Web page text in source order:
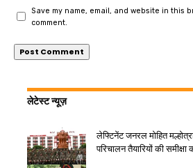
Save my name, email, and website in this
comment.
लेटेस्ट न्यूज़
लेफ्टिनेंट जनरल मोहित
परिचालन तैयारियों की समीक्षा